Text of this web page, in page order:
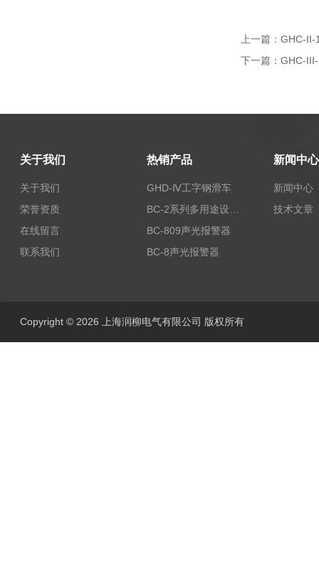
上一篇： GHC-II-
下一篇： GHC-
关于我们
关于我们
荣誉资质
在线留言
联系我们
热销产品
GHD-Ⅳ工字钢滑车
BC-809声光报警器
BC-8声光报警器
新闻中心
新闻中心
技术文章
Copyright © 2026 上海润柳电气有限公司 版权所有